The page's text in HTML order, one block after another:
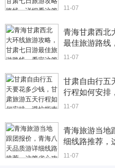
11-07
青海甘肃西北
最佳旅游路线
11-07
甘肃自由行五
行程如何安排
11-07
青海旅游当地
细线路推荐，
11-07